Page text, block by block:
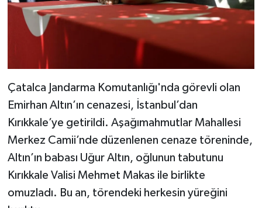
Çatalca Jandarma Komutanlığı'nda görevli olan
Emirhan Altın’ın cenazesi, İstanbul’dan
Kırıkkale’ye getirildi. Aşağımahmutlar Mahallesi
Merkez Camii’nde düzenlenen cenaze töreninde,
Altın’ın babası Uğur Altın, oğlunun tabutunu
Kırıkkale Valisi Mehmet Makas ile birlikte
omuzladı. Bu an, törendeki herkesin yüreğini